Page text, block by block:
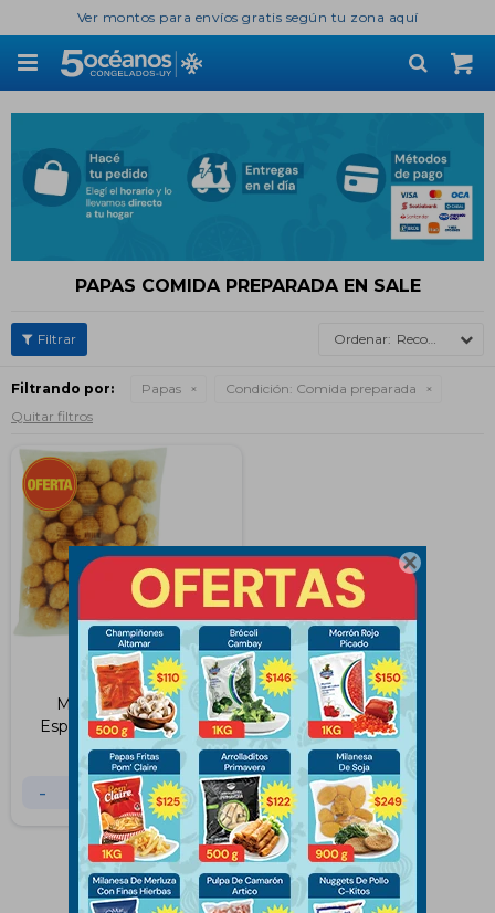

Ver montos para envíos gratis según tu zona aquí

PAPAS COMIDA PREPARADA EN SALE
Recomendados
Filtrando por: Papas Condición: Comida preparada
Quitar filtros
Mini Croquetas de
Espinaca y Queso 1 KG
370 $ 414
- +